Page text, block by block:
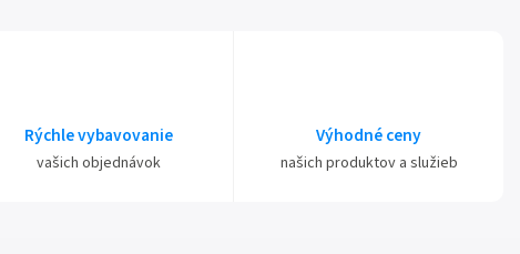
Rýchle vybavovanie
vašich objednávok
Výhodné ceny
našich produktov a služieb